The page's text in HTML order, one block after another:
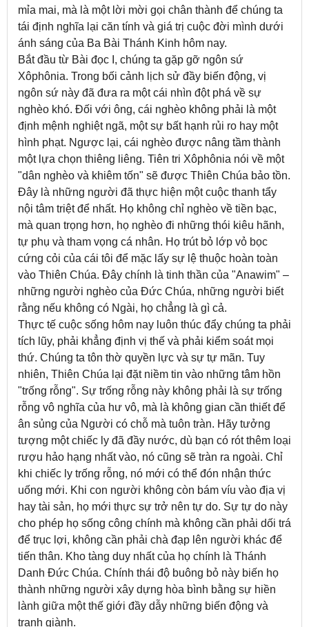
mỉa mai, mà là một lời mời gọi chân thành để chúng ta
tái định nghĩa lại căn tính và giá trị cuộc đời mình dưới
ánh sáng của Ba Bài Thánh Kinh hôm nay.
Bắt đầu từ Bài đọc I, chúng ta gặp gỡ ngôn sứ
Xôphônia. Trong bối cảnh lịch sử đầy biến động, vị
ngôn sứ này đã đưa ra một cái nhìn đột phá về sự
nghèo khó. Đối với ông, cái nghèo không phải là một
định mệnh nghiệt ngã, một sự bất hạnh rủi ro hay một
hình phạt. Ngược lại, cái nghèo được nâng tầm thành
một lựa chọn thiêng liêng. Tiên tri Xôphônia nói về một
"dân nghèo và khiêm tốn" sẽ được Thiên Chúa bảo tồn.
Đây là những người đã thực hiện một cuộc thanh tẩy
nội tâm triệt để nhất. Họ không chỉ nghèo về tiền bạc,
mà quan trọng hơn, họ nghèo đi những thói kiêu hãnh,
tự phụ và tham vọng cá nhân. Họ trút bỏ lớp vỏ bọc
cứng cỏi của cái tôi để mặc lấy sự lệ thuộc hoàn toàn
vào Thiên Chúa. Đây chính là tinh thần của "Anawim" –
những người nghèo của Đức Chúa, những người biết
rằng nếu không có Ngài, họ chẳng là gì cả.
Thực tế cuộc sống hôm nay luôn thúc đẩy chúng ta phải
tích lũy, phải khẳng định vị thế và phải kiểm soát mọi
thứ. Chúng ta tôn thờ quyền lực và sự tự mãn. Tuy
nhiên, Thiên Chúa lại đặt niềm tin vào những tâm hồn
"trống rỗng". Sự trống rỗng này không phải là sự trống
rỗng vô nghĩa của hư vô, mà là không gian cần thiết để
ân sủng của Người có chỗ mà tuôn tràn. Hãy tưởng
tượng một chiếc ly đã đầy nước, dù bạn có rót thêm loại
rượu hảo hạng nhất vào, nó cũng sẽ tràn ra ngoài. Chỉ
khi chiếc ly trống rỗng, nó mới có thể đón nhận thức
uống mới. Khi con người không còn bám víu vào địa vị
hay tài sản, họ mới thực sự trở nên tự do. Sự tự do này
cho phép họ sống công chính mà không cần phải dối trá
để trục lợi, không cần phải chà đạp lên người khác để
tiến thân. Kho tàng duy nhất của họ chính là Thánh
Danh Đức Chúa. Chính thái độ buông bỏ này biến họ
thành những người xây dựng hòa bình bằng sự hiền
lành giữa một thế giới đầy dẫy những biến động và
tranh giành.